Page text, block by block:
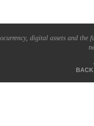
digital assets and